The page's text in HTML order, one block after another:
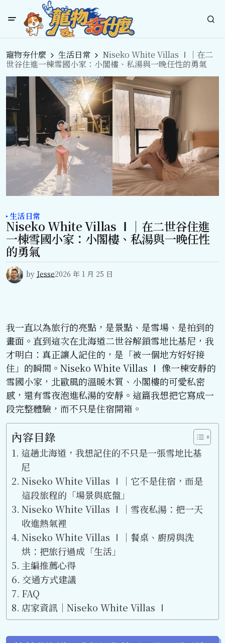
寵物夯什麼 生活日常
Niseko White Villas Ⅰ｜在二
世谷住進一棟雪國小家：小閣樓、私湯與一晚任性的勇氣
生活日常
Niseko White Villas Ⅰ｜在二世谷住進
一棟雪國小家：小閣樓、私湯與一晚任性
的勇氣
by Jesse2026 年 1 月 25 日
我一直以為旅行的亮點，是景點、是雪場、是拍到的
畫面。直到這次在北海道二世谷解鎖雪地比基尼，我
才明白：真正讓人記住的，是「被一個地方好好接
住」的瞬間。Niseko White Villas Ⅰ 像一棟安靜的
雪國小家，北歐風的溫暖木質、小閣樓的可愛私密
感，還有雪夜泡進私湯的安靜。這篇我想把它寫成一
段完整體驗，而不只是住宿開箱。
內容目錄
這趟北海道，我想記住的不只是一張雪地比基
尼
Niseko White Villas Ⅰ｜它不是住宿，而是
這段旅程的「場景與底盤」
Niseko White Villas Ⅰ｜雪夜私湯：把一天
收進熱氣裡
Niseko White Villas Ⅰ｜餐桌、廚房與洗
烘：把旅行過成「生活」
主編推薦心得
交通方式建議
FAQ
店家資訊｜Niseko White Villas Ⅰ